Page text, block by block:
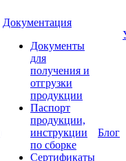
Документация
Документы
для
получения и
отгрузки
продукции
Паспорт
продукции,
инструкции
по сборке
Сертификаты
Блог